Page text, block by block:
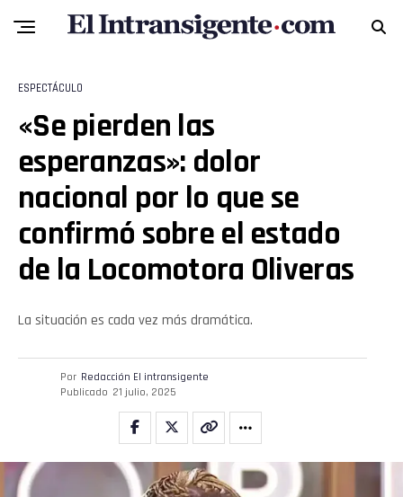
ESPECTÁCULO
«Se pierden las
esperanzas»: dolor
nacional por lo que se
confirmó sobre el estado
de la Locomotora Oliveras
La situación es cada vez más dramática.
Por Redacción El intransigente
Publicado 21 julio, 2025